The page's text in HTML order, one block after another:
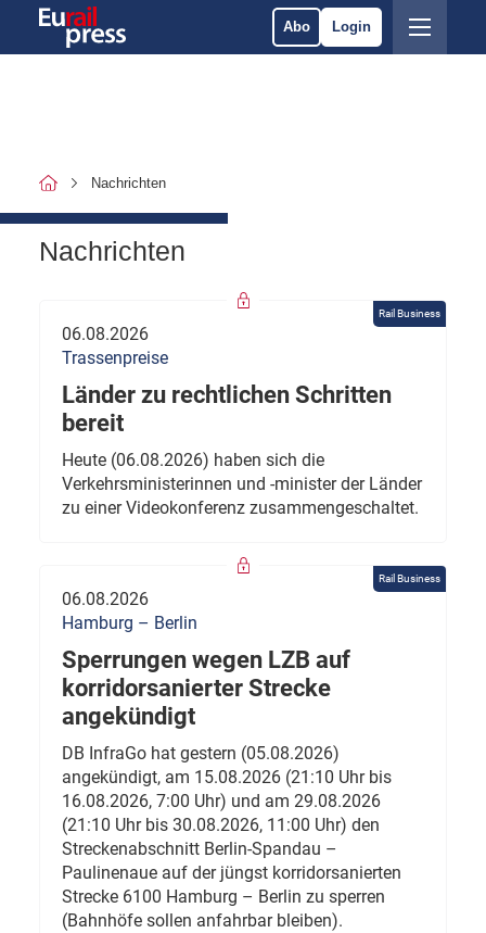
Abo Login
Nachrichten
Nachrichten
Rail Business
06.08.2026
Trassenpreise
Länder zu rechtlichen Schritten
bereit
Heute (06.08.2026) haben sich die
Verkehrsministerinnen und -minister der Länder
zu einer Videokonferenz zusammengeschaltet.
Rail Business
06.08.2026
Hamburg – Berlin
Sperrungen wegen LZB auf
korridorsanierter Strecke
angekündigt
DB InfraGo hat gestern (05.08.2026)
angekündigt, am 15.08.2026 (21:10 Uhr bis
16.08.2026, 7:00 Uhr) und am 29.08.2026
(21:10 Uhr bis 30.08.2026, 11:00 Uhr) den
Streckenabschnitt Berlin-Spandau –
Paulinenaue auf der jüngst korridorsanierten
Strecke 6100 Hamburg – Berlin zu sperren
(Bahnhöfe sollen anfahrbar bleiben).